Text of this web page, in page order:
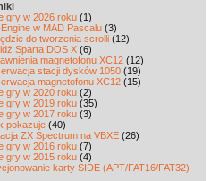
gry w 2026 roku (1)
w MAD Pascalu (3)
do tworzenia scrolli (12)
Sparta DOS X (6)
magnetofonu XC12 (12)
stacji dysków 1050 (19)
magnetofonu XC12 (15)
gry w 2020 roku (2)
gry w 2019 roku (35)
gry w 2017 roku (3)
pokazuje (40)
ZX Spectrum na VBXE (26)
gry w 2016 roku (7)
gry w 2015 roku (4)
karty SIDE (APT/FAT16/FAT32)